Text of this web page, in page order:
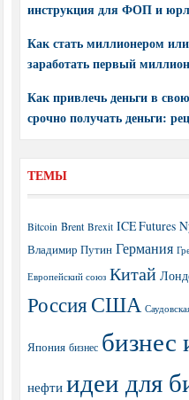
инструкция для ФОП и
Как стать миллионером
заработать первый
Как привлечь деньги в
срочно получать деньги:
ТЕМЫ
Bitcoin Brent Brexit ICE Futures
Владимир Путин Германия
Европейский союз Китай
РоссияСША
Япония бизнес бизнес
нефти идеи для